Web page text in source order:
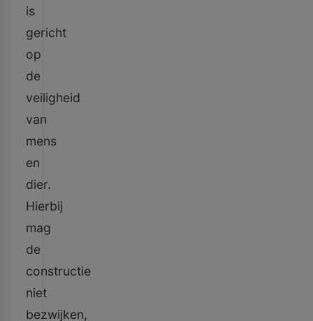
is
gericht
op
de
veiligheid
van
mens
en
dier.
Hierbij
mag
de
constructie
niet
bezwijken,